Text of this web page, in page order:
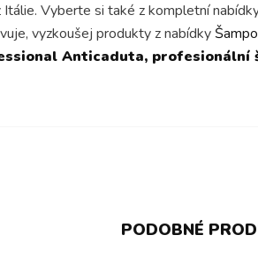
Vyberte si také z kompletní
vyzkoušej produkty z nabídky
Anticaduta, profesionální
PODOBNÉ